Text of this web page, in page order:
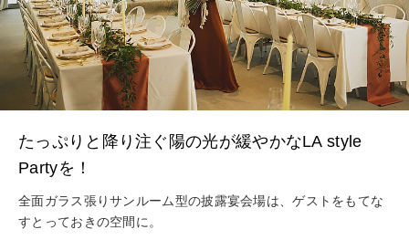
たっぷりと降り注ぐ陽の光が緩やかなLA style
Partyを！
全面ガラス張りサンルーム型の披露宴会場は、ゲストをもてな
すとっておきの空間に。